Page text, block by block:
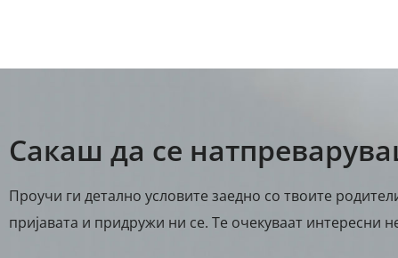
Сакаш да се
Проучи ги детално условите заедно со твоите
пријавата и придружи ни се. Те очекуваат интересни